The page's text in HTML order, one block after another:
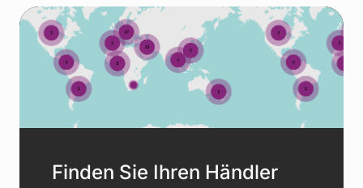
Finden Sie Ihren Händler